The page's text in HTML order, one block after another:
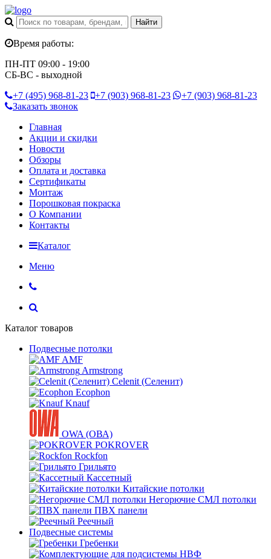
Время работы:
ПН-ПТ 09:00 - 19:00
СБ-ВС - выходной
+7 (495) 968-81-23 +7 (903) 968-81-23 +7 (903) 968-81-23
Заказать звонок
Главная
Акции и скидки
Новости
Обзоры
Оплата и доставка
Сертификаты
Монтаж
Порошковая покраска
О Компании
Контакты
Каталог
Меню
Каталог товаров
Подвесные потолки
AMF
Armstrong
Celenit (Селенит)
Ecophon
Knauf
OWA (ОВА)
POKROVER
Rockfon
Грильято
Кассетный
Китайские потолки
Негорючие СМЛ потолки
ПВХ панели
Реечный
Подвесные системы
Гребенки